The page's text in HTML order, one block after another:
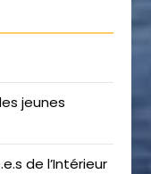
jeunes
de l’Intérieur